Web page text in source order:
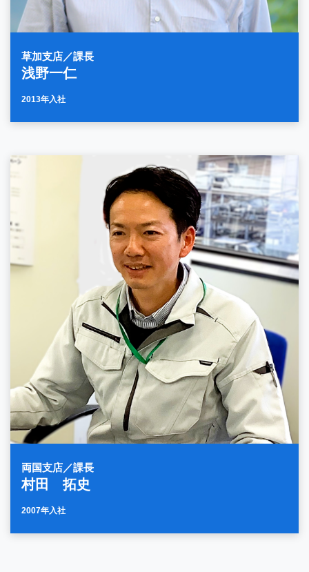
草加支店／課長
浅野一仁
2013年入社
両国支店／課長
村田 拓史
2007年入社